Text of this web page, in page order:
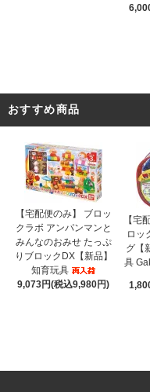
おすすめ商品
【宅配便のみ】 ブロッ
クラボ アンパンマンと
みんなのおみせ たっぷ
りブロックDX【新品】
知育玩具
9,073円(税込9,980円)
【宅
ロッ
グ【
具